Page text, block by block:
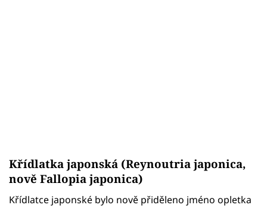
Křídlatka japonská (Reynoutria japonica,
nově Fallopia japonica)
Křídlatce japonské bylo nově přiděleno jméno opletka